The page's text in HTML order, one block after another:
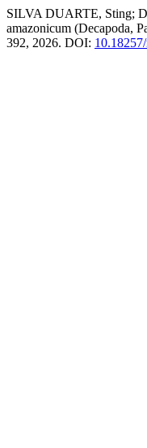
SILVA DUARTE, Sting;
amazonicum (Decapoda,
392, 2026. DOI: